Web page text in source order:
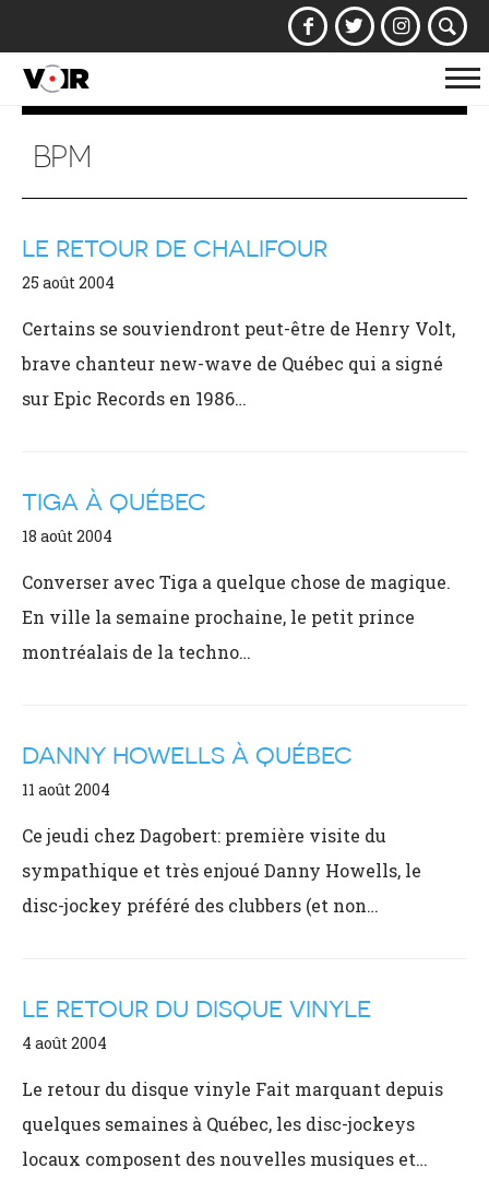
la
BPM
LE RETOUR DE CHALIFOUR
25 août 2004
Certains se souviendront peut-être de Henry Volt,
brave chanteur new-wave de Québec qui a signé
sur Epic Records en 1986…
TIGA À QUÉBEC
18 août 2004
Converser avec Tiga a quelque chose de magique.
En ville la semaine prochaine, le petit prince
montréalais de la techno…
DANNY HOWELLS À QUÉBEC
11 août 2004
Ce jeudi chez Dagobert: première visite du
sympathique et très enjoué Danny Howells, le
disc-jockey préféré des clubbers (et non…
LE RETOUR DU DISQUE VINYLE
4 août 2004
Le retour du disque vinyle Fait marquant depuis
quelques semaines à Québec, les disc-jockeys
locaux composent des nouvelles musiques et…